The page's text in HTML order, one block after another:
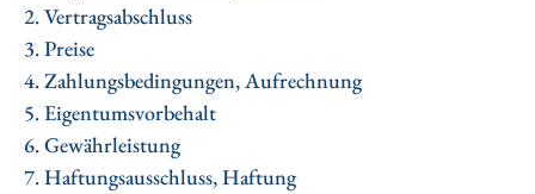
2. Vertragsabschluss
3. Preise
4. Zahlungsbedingungen, Aufrechnung
5. Eigentumsvorbehalt
6. Gewährleistung
7. Haftungsausschluss, Haftung